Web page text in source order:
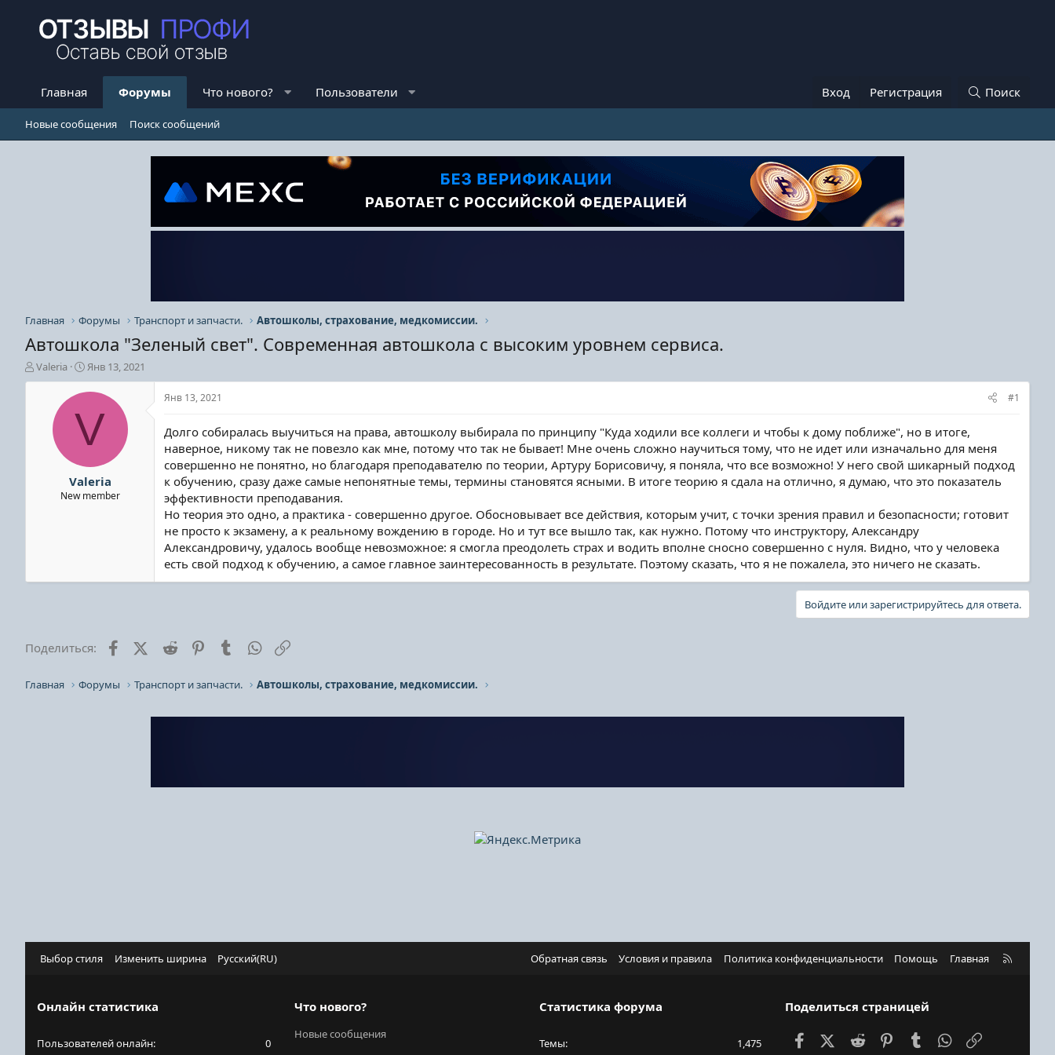
Главная Форумы Что нового? Пользователи Вход Регистрация Поиск
Новые сообщения Поиск сообщений
Главная Форумы Транспорт и запчасти. Автошколы, страхование, медкомиссии.
Автошкола "Зеленый свет". Современная автошкола с высоким уровнем сервиса.
А
в
Valeria
Д
а
т
а
а
л
а
Янв 13, 2021
V
Valeria
New member
Янв 13, 2021 #1
Долго собиралась выучиться на права, автошколу выбирала по принципу "Куда ходили все коллеги и чтобы к дому поближе", но в итоге,
наверное, никому так не повезло как мне, потому что так не бывает! Мне очень сложно научиться тому, что не идет или изначально для меня
совершенно не понятно, но благодаря преподавателю по теории, Артуру Борисовичу, я поняла, что все возможно! У него свой шикарный подход
к обучению, сразу даже самые непонятные темы, термины становятся ясными. В итоге теорию я сдала на отлично, я думаю, что это показатель
эффективности преподавания.
Но теория это одно, а практика - совершенно другое. Обосновывает все действия, которым учит, с точки зрения правил и безопасности; готовит
не просто к экзамену, а к реальному вождению в городе. Но и тут все вышло так, как нужно. Потому что инструктору, Александру
Александровичу, удалось вообще невозможное: я смогла преодолеть страх и водить вполне сносно совершенно с нуля. Видно, что у человека
есть свой подход к обучению, а самое главное заинтересованность в результате. Поэтому сказать, что я не пожалела, это ничего не сказать.
Войдите или зарегистрируйтесь для ответа.
Поделиться: FacebookX (Twitter)
Reddit PinterestTumblr WhatsApp
Главная Форумы Транспорт и запчасти. Автошколы, страхование, медкомиссии.
Выбор стиля Изменить ширина Русский(RU) Обратная связь Условия и правила Политика конфиденциальности Помощь Главная
R
Онлайн статистика
Пользователей онлайн 0
Что нового?
Новые сообщения
Статистика форума
Темы 1,475
Поделиться страницей
FacebookX (Twitter)
Reddit PinterestTumblr WhatsApp